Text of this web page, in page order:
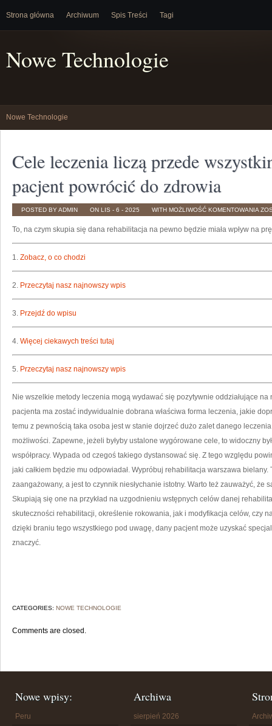
Strona główna Archiwum Spis Treści Tagi
Nowe Technologie
Nowe Technologie
Cele leczenia liczą przede
pacjent powrócić do zdrowia
POSTED BY ADMIN ON LIS - 6 - 2025 WITH MOŻLIWOŚĆ KOMENTOWANIA
NA
To, na czym skupia się dana rehabilitacja na pewno będzie miała wpływ na
1. Zobacz, o co chodzi
2. Przeczytaj nasz najnowszy wpis
3. Przejdź do wpisu
4. Więcej ciekawych treści tutaj
5. Przeczytaj nasz najnowszy wpis
Nie wszelkie metody leczenia mogą wydawać się pozytywnie oddziałujące
pacjenta ma zostać indywidualnie dobrana właściwa forma leczenia, jakie
temu z pewnością taka osoba jest w stanie dojrzeć dużo zalet danego
możliwości. Zapewne, jeżeli byłyby ustalone wygórowane cele, to widoczny
współpracy. Wypada od czegoś takiego dystansować się. Z tego względu
jaki całkiem będzie mu odpowiadał. Wypróbuj rehabilitacja warszawa
zaangażowany, a jest to czynnik niesłychanie istotny. Warto też zauważyć, że
Skupiają się one na przykład na uzgodnieniu wstępnych celów danej
skuteczności rehabilitacji, określenie rokowania, jak i modyfikacja celów, czy
dzięki braniu tego wszystkiego pod uwagę, dany pacjent może uzyskać
znaczyć.
CATEGORIES: NOWE TECHNOLOGIE
Comments are closed.
Nowe wpisy:
Peru
Archiwa
sierpień 2026